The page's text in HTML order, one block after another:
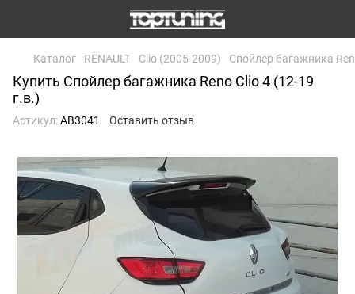
Каталог RENAULT Clio (2005-2009) Cпойлер багажника
Купить Cпойлер багажника Reno Clio 4 (12-19
г.в.)
Артикул:AB3041 Оставить отзыв